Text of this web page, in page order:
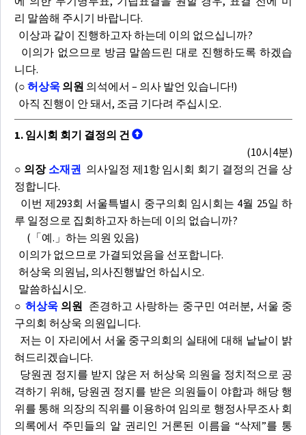
리 말씀해 주시기 바랍니다.
이상과 같이 진행하고자 하는데 이의 없으십니까?
이의가 없으므로 방금 말씀드린 대로 진행하도록 하겠습
니다.
(○ 허상욱 의원 의석에서 – 의사 발언 있습니다!)
아직 진행이 안 돼서, 조금 기다려 주십시오.
1. 임시회 회기 결정의 건
(10시4분)
○ 의장 소재권 의사일정 제1항 임시회 회기 결정의 건을 상
정합니다.
이번 제293회 서울특별시 중구의회 임시회는 4월 25일 하
루 일정으로 집회하고자 하는데 이의 없습니까?
(「예.」하는 의원 있음)
이의가 없으므로 가결되었음을 선포합니다.
허상욱 의원님, 의사진행발언 하십시오.
말씀하십시오.
○ 허상욱의원 존경하고 사랑하는 중구민 여러분, 서울 중
구의회 허상욱 의원입니다.
저는 이 자리에서 서울 중구의회의 실태에 대해 낱낱이 밝
혀드리겠습니다.
당원권 정지를 받지 않은 저 허상욱 의원을 정치적으로 공
격하기 위해, 당원권 정지를 받은 의원들이 야합과 해당 행
위를 통해 의장의 직위를 이용하여 임의로 행정사무조사 회
의록에서 주민들의 알 권리인 거론된 이름을 “삭제”를 통